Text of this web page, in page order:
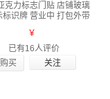
克力标志门贴 店铺玻璃
标识牌 营业中 打包外带
￥
已有16人评价
购买